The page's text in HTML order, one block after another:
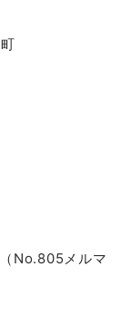
メルマ